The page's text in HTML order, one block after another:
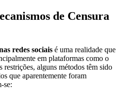
de ‌Censura
redes⁢ sociais é uma realidade que
em plataformas como o
restrições, alguns métodos têm sido
que aparentemente foram
se: